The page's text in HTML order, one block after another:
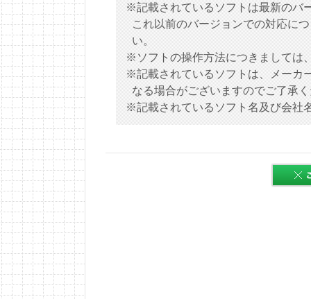
※記載されているソフトは最新のバ
これ以前のバージョンでの対応に
い。
※ソフトの操作方法につきましては
※記載されているソフトは、メーカ
なる場合がございますのでご了承
※記載されているソフト名及び会社